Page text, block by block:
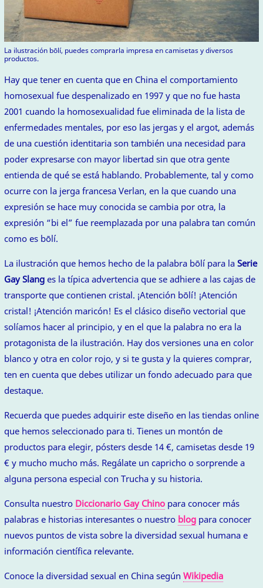
La ilustración bōlí, puedes comprarla impresa en camisetas y diversos
productos.
Hay que tener en cuenta que en China el comportamiento
homosexual fue despenalizado en 1997 y que no fue hasta
2001 cuando la homosexualidad fue eliminada de la lista de
enfermedades mentales, por eso las jergas y el argot, además
de una cuestión identitaria son también una necesidad para
poder expresarse con mayor libertad sin que otra gente
entienda de qué se está hablando. Probablemente, tal y como
ocurre con la jerga francesa Verlan, en la que cuando una
expresión se hace muy conocida se cambia por otra, la
expresión “bi el” fue reemplazada por una palabra tan común
como es bōlí.
La ilustración que hemos hecho de la palabra bōlí para la Serie
Gay Slang es la típica advertencia que se adhiere a las cajas de
transporte que contienen cristal. ¡Atención bōlí! ¡Atención
cristal! ¡Atención maricón! Es el clásico diseño vectorial que
solíamos hacer al principio, y en el que la palabra no era la
protagonista de la ilustración. Hay dos versiones una en color
blanco y otra en color rojo, y si te gusta y la quieres comprar,
ten en cuenta que debes utilizar un fondo adecuado para que
destaque.
Recuerda que puedes adquirir este diseño en las tiendas online
que hemos seleccionado para ti. Tienes un montón de
productos para elegir, pósters desde 14 €, camisetas desde 19
€ y mucho mucho más. Regálate un capricho o sorprende a
alguna persona especial con Trucha y su historia.
Consulta nuestro Diccionario Gay Chinopara conocer más
palabras e historias interesantes o nuestro blogpara conocer
nuevos puntos de vista sobre la diversidad sexual humana e
información científica relevante.
Conoce la diversidad sexual en China según Wikipedia